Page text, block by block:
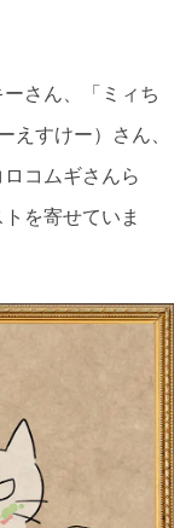
さん、「ミィち
えすけー）さん、
コムギさんら
を寄せていま